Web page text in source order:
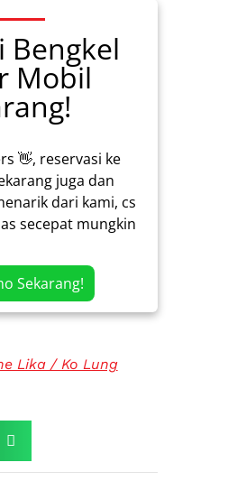
Bengkel
Mobil
👋, reservasi ke
juga dan
dari kami, cs
secepat mungkin
Sekarang!
Lika / Ko Lung